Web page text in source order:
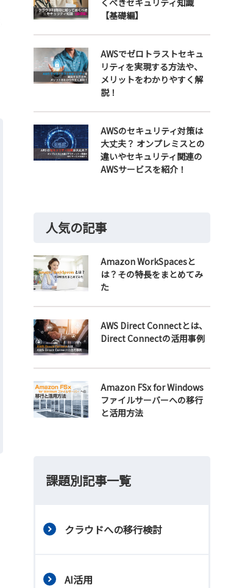
くべきセキュリティ知識
【基礎編】
AWSでゼロトラストセキュ
リティを実現する方法や、
メリットをわかりやすく解
説！
AWSのセキュリティ対策は
大丈夫？ オンプレミスとの
違いやセキュリティ関連の
AWSサービスを紹介！
人気の記事
Amazon WorkSpacesと
は？その特長をまとめてみ
た
AWS Direct Connectとは、
Direct Connectの活用事例
Amazon FSx for Windows
ファイルサーバーへの移行
と活用方法
課題別記事一覧
クラウドへの移行検討
AI活用